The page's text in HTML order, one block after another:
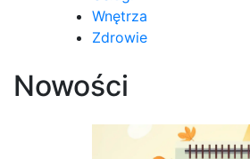
Wnętrza
Zdrowie
Nowości